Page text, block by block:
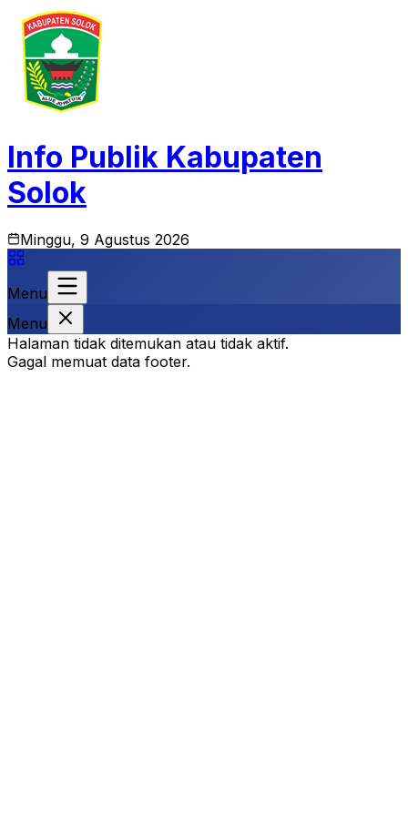
Info Publik Kabupaten
Solok
Minggu, 9 Agustus 2026
Menu
Menu
Halaman tidak ditemukan atau tidak aktif.
Gagal memuat data footer.